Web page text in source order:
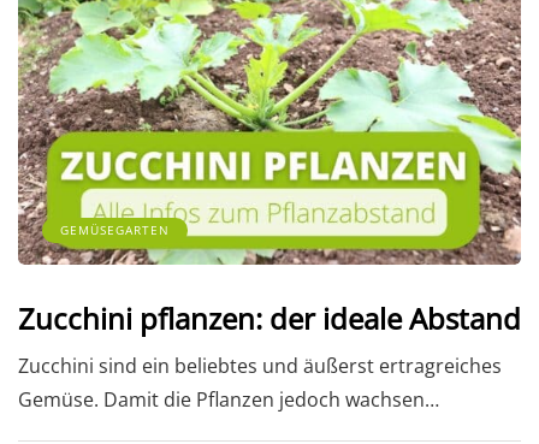
GEMÜSEGARTEN
Zucchini pflanzen: der ideale Abstand
Zucchini sind ein beliebtes und äußerst ertragreiches
Gemüse. Damit die Pflanzen jedoch wachsen…